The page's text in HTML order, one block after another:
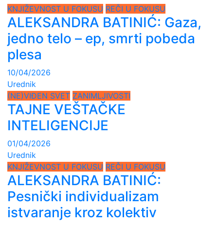
KNJIŽEVNOST U FOKUSU REČI U FOKUSU
ALEKSANDRA BATINIĆ: Gaza,
jedno telo – ep, smrti pobeda
plesa
10/04/2026
Urednik
(NE)VIĐEN SVET ZANIMLJIVOSTI
TAJNE VEŠTAČKE
INTELIGENCIJE
01/04/2026
Urednik
KNJIŽEVNOST U FOKUSU REČI U FOKUSU
ALEKSANDRA BATINIĆ:
Pesnički individualizam
istvaranje kroz kolektiv